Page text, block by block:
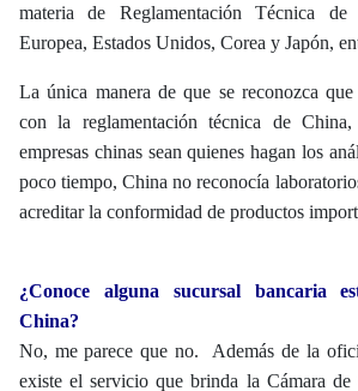
materia de Reglamentación Técnica
Europea, Estados Unidos, Corea y Japón,
La única manera de que se reconozca
con la reglamentación técnica de
empresas chinas sean quienes hagan los
poco tiempo, China no reconocía
acreditar la conformidad de productos
¿Conoce alguna sucursal bancaria
China?
No, me parece que no. Además de la
existe el servicio que brinda la Cámara